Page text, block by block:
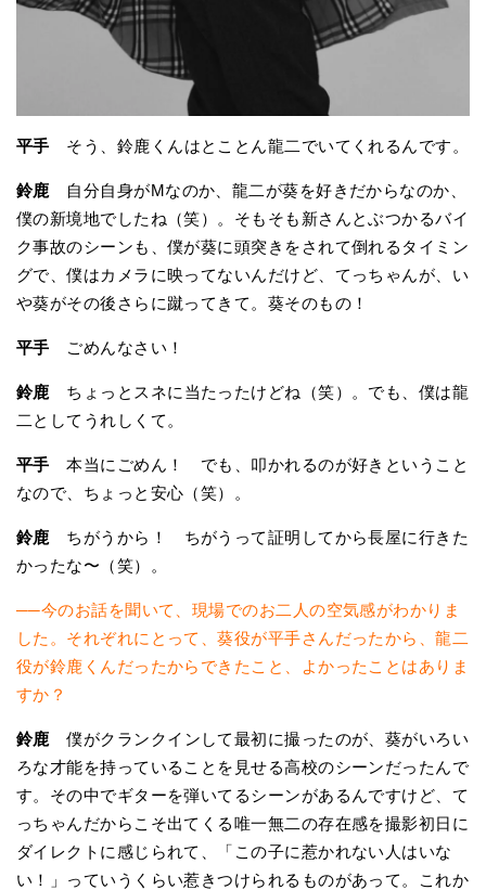
平手 そう、鈴鹿くんはとことん龍二でいてくれるんです。
鈴鹿 自分自身がMなのか、龍二が葵を好きだからなのか、
僕の新境地でしたね（笑）。そもそも新さんとぶつかるバイ
ク事故のシーンも、僕が葵に頭突きをされて倒れるタイミン
グで、僕はカメラに映ってないんだけど、てっちゃんが、い
や葵がその後さらに蹴ってきて。葵そのもの！
平手 ごめんなさい！
鈴鹿 ちょっとスネに当たったけどね（笑）。でも、僕は龍
二としてうれしくて。
平手 本当にごめん！ でも、叩かれるのが好きということ
なので、ちょっと安心（笑）。
鈴鹿 ちがうから！ ちがうって証明してから長屋に行きた
かったな〜（笑）。
──今のお話を聞いて、現場でのお二人の空気感がわかりま
した。それぞれにとって、葵役が平手さんだったから、龍二
役が鈴鹿くんだったからできたこと、よかったことはありま
すか？
鈴鹿 僕がクランクインして最初に撮ったのが、葵がいろい
ろな才能を持っていることを見せる高校のシーンだったんで
す。その中でギターを弾いてるシーンがあるんですけど、て
っちゃんだからこそ出てくる唯一無二の存在感を撮影初日に
ダイレクトに感じられて、「この子に惹かれない人はいな
い！」っていうくらい惹きつけられるものがあって。これか